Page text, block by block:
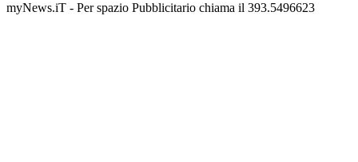
myNews.iT - Per spazio Pubblicitario chiama il 393.5496623